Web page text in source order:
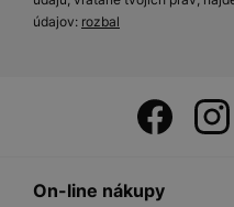
údajov: rozbal
On-line nákupy